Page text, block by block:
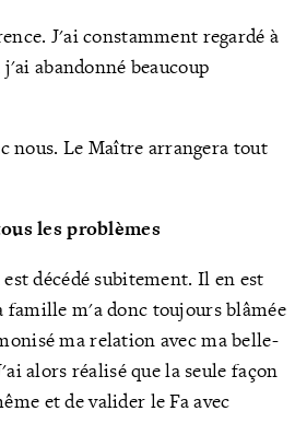
J'ai constamment regardé à
abandonné beaucoup
nous. Le Maître arrangera tout
les problèmes
décédé subitement. Il en est
famille m'a donc toujours blâmée
ma relation avec ma belle-
alors réalisé que la seule façon
et de valider le Fa avec